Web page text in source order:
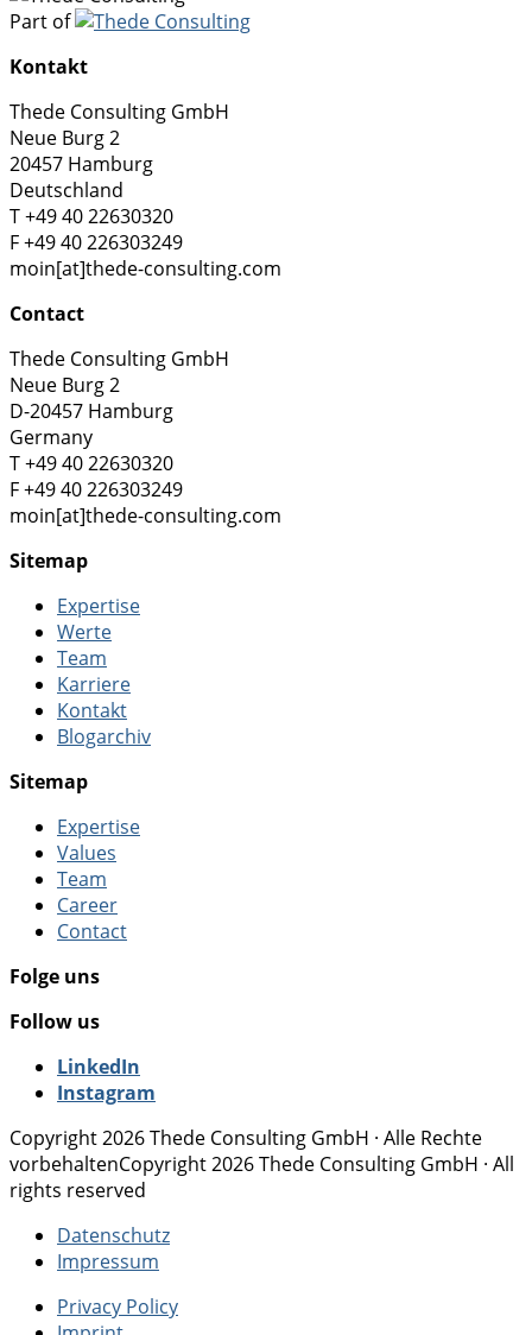
Part of
Kontakt
Thede Consulting GmbH
Neue Burg 2
20457 Hamburg
Deutschland
T +49 40 22630320
F +49 40 226303249
moin[at]thede-consulting.com
Contact
Thede Consulting GmbH
Neue Burg 2
D-20457 Hamburg
Germany
T +49 40 22630320
F +49 40 226303249
moin[at]thede-consulting.com
Sitemap
Expertise
Werte
Team
Karriere
Kontakt
Blogarchiv
Sitemap
Expertise
Values
Team
Career
Contact
Folge uns
Follow us
LinkedIn
Instagram
Copyright 2026 Thede Consulting GmbH · Alle Rechte
vorbehaltenCopyright 2026 Thede Consulting GmbH · All
rights reserved
Datenschutz
Impressum
Privacy Policy